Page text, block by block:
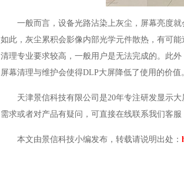
一般而言，设备光路沾染上灰尘，屏幕亮度
如此，灰尘累积会影像内部光学元件散热，有可
清理专业要求较高，一般用户是无法完成的。此外
屏幕清理与维护会使得DLP大屏降低了使用的价值
天津景信科技有限公司是20年专注研发显示大
需求或者对产品有疑问，可直接在线联系我们客服
本文由景信科技小编发布，转载请说明出处：